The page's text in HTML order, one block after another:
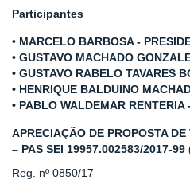
Participantes
• MARCELO BARBOSA -
• GUSTAVO MACHADO
• GUSTAVO RABELO TAVARES
• HENRIQUE BALDUINO
• PABLO WALDEMAR RENTERIA
APRECIAÇÃO DE PROPOSTA
– PAS SEI 19957.002583/2017-99
Reg. nº 0850/17